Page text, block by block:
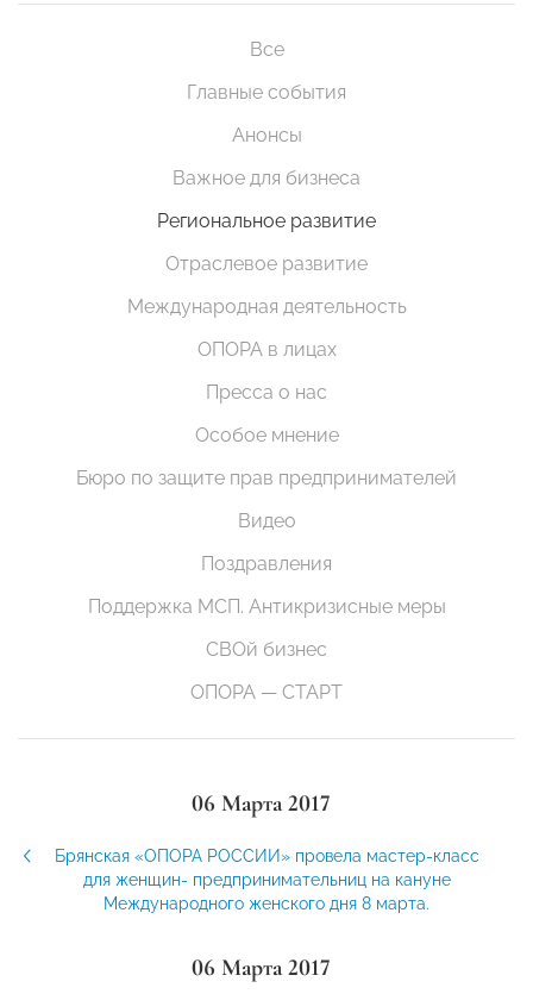
Все
Главные события
Анонсы
Важное для бизнеса
Региональное развитие
Отраслевое развитие
Международная деятельность
ОПОРА в лицах
Пресса о нас
Особое мнение
Бюро по защите прав предпринимателей
Видео
Поздравления
Поддержка МСП. Антикризисные меры
СВОй бизнес
ОПОРА — СТАРТ
06 Марта 2017
Брянская «ОПОРА РОССИИ» провела мастер-класс
для женщин- предпринимательниц на кануне
Международного женского дня 8 марта.
06 Марта 2017